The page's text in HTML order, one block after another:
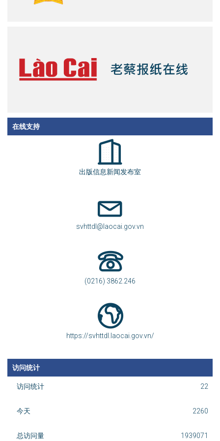
在线支持
出版信息新闻发布室
svhttdl@laocai.gov.vn
(0216) 3862.246
https://svhttdl.laocai.gov.vn/
访问统计
访问统计 22
今天 2260
总访问量 1939071